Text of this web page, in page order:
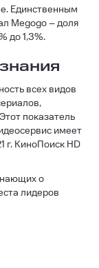
Единственным
Megogo – доля
до 1,3%.
всех видов
показатель
имеет
г. КиноПоиск HD
о
лидеров